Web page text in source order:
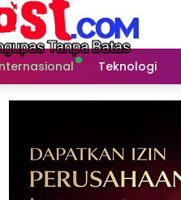
Teknologi